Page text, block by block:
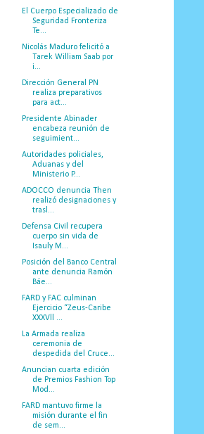
El Cuerpo Especializado de
Seguridad Fronteriza
Te...
Nicolás Maduro felicitó a
Tarek William Saab por
i...
Dirección General PN
realiza preparativos
para act...
Presidente Abinader
encabeza reunión de
seguimient...
Autoridades policiales,
Aduanas y del
Ministerio P...
ADOCCO denuncia Then
realizó designaciones y
trasl...
Defensa Civil recupera
cuerpo sin vida de
Isauly M...
Posición del Banco Central
ante denuncia Ramón
Báe...
FARD y FAC culminan
Ejercicio “Zeus-Caribe
XXXVll ...
La Armada realiza
ceremonia de
despedida del Cruce...
Anuncian cuarta edición
de Premios Fashion Top
Mod...
FARD mantuvo firme la
misión durante el fin
de sem...